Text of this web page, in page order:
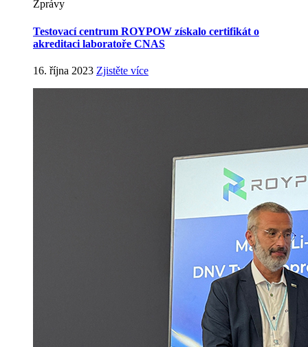
Zprávy
Testovací centrum ROYPOW získalo certifikát o
akreditaci laboratoře CNAS
16. října 2023 Zjistěte více